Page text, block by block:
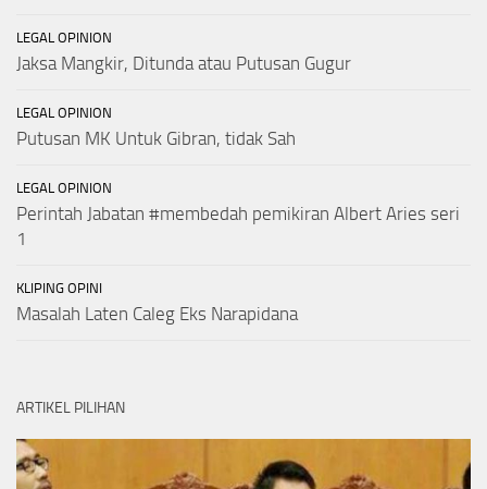
LEGAL OPINION
Jaksa Mangkir, Ditunda atau Putusan Gugur
LEGAL OPINION
Putusan MK Untuk Gibran, tidak Sah
LEGAL OPINION
Perintah Jabatan #membedah pemikiran Albert Aries seri
1
KLIPING OPINI
Masalah Laten Caleg Eks Narapidana
ARTIKEL PILIHAN